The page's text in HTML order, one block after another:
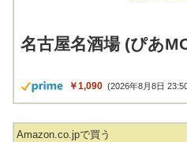
名古屋名酒場 (ぴあ
￥1,090 (2026年8月8日
Amazon.co.jpで買う